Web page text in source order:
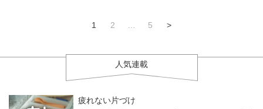
1 2 … 5 >
人気連載
疲れない片づけ